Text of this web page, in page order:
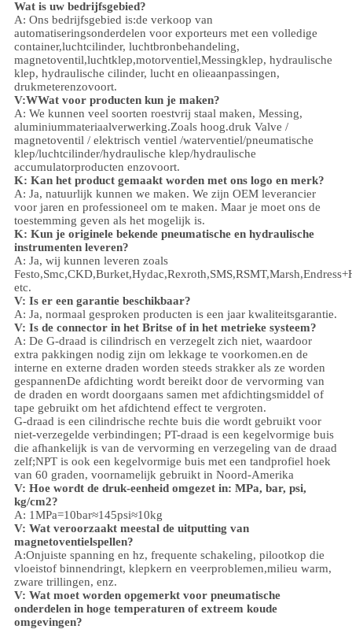
Wat is uw bedrijfsgebied?
A: Ons bedrijfsgebied is:de verkoop van
automatiseringsonderdelen voor exporteurs met een volledige
container,luchtcilinder, luchtbronbehandeling,
magnetoventil,luchtklep,motorventiel,Messingklep, hydraulische
klep, hydraulische cilinder, lucht en olieaanpassingen,
drukmeterenzovoort.
V:WWat voor producten kun je maken?
A: We kunnen veel soorten roestvrij staal maken, Messing,
aluminiummateriaalverwerking.Zoals hoog.druk Valve /
magnetoventil / elektrisch ventiel /waterventiel/pneumatische
klep/luchtcilinder/hydraulische klep/hydraulische
accumulatorproducten enzovoort.
K: Kan het product gemaakt worden met ons logo en merk?
A: Ja, natuurlijk kunnen we maken. We zijn OEM leverancier
voor jaren en professioneel om te maken. Maar je moet ons de
toestemming geven als het mogelijk is.
K: Kun je originele bekende pneumatische en hydraulische
instrumenten leveren?
A: Ja, wij kunnen leveren zoals
etc.
V: Is er een garantie beschikbaar?
A: Ja, normaal gesproken producten is een jaar kwaliteitsgarantie.
V: Is de connector in het Britse of in het metrieke systeem?
A: De G-draad is cilindrisch en verzegelt zich niet, waardoor
extra pakkingen nodig zijn om lekkage te voorkomen.en de
interne en externe draden worden steeds strakker als ze worden
gespannenDe afdichting wordt bereikt door de vervorming van
de draden en wordt doorgaans samen met afdichtingsmiddel of
tape gebruikt om het afdichtend effect te vergroten.
G-draad is een cilindrische rechte buis die wordt gebruikt voor
niet-verzegelde verbindingen; PT-draad is een kegelvormige buis
die afhankelijk is van de vervorming en verzegeling van de draad
zelf;NPT is ook een kegelvormige buis met een tandprofiel hoek
van 60 graden, voornamelijk gebruikt in Noord-Amerika
V: Hoe wordt de druk-eenheid omgezet in: MPa, bar, psi,
kg/cm2?
A: 1MPa=10bar≈145psi≈10kg
V: Wat veroorzaakt meestal de uitputting van
magnetoventielspellen?
A:Onjuiste spanning en hz, frequente schakeling, pilootkop die
vloeistof binnendringt, klepkern en veerproblemen,milieu warm,
zware trillingen, enz.
V: Wat moet worden opgemerkt voor pneumatische
onderdelen in hoge temperaturen of extreem koude
omgevingen?